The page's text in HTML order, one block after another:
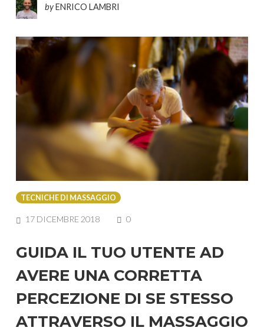
byENRICO LAMBRI
TECNICHE DI MASSAGGIO
17 DICEMBRE 2018 0COMMENTS
GUIDA IL TUO UTENTE AD
AVERE UNA CORRETTA
PERCEZIONE DI SE STESSO
ATTRAVERSO IL MASSAGGIO